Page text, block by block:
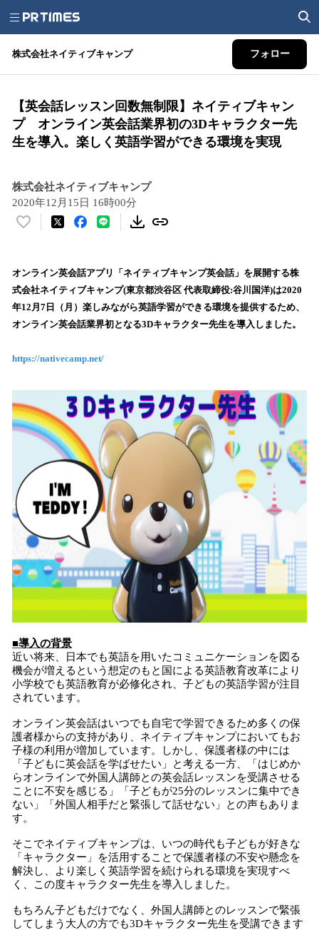
株式会社ネイティブキャンプ フォロー
【英会話レッスン回数無制限】ネイティブキャン
プ オンライン英会話業界初の3Dキャラクター先
生を導入。楽しく英語学習ができる環境を実現
株式会社ネイティブキャンプ
2020年12月15日 16時00分
い
！
数
を
読
み
で
す
オンライン英会話アプリ「ネイティブキャンプ英会話」を展開する株
式会社ネイティブキャンプ(東京都渋谷区 代表取締役:谷川国洋)は2020
年12月7日（月）楽しみながら英語学習ができる環境を提供するため、
オンライン英会話業界初となる3Dキャラクター先生を導入しました。
https://nativecamp.net/
■導入の背景
近い将来、日本でも英語を用いたコミュニケーションを図る
機会が増えるという想定のもと国による英語教育改革により
小学校でも英語教育が必修化され、子どもの英語学習が注目
されています。
オンライン英会話はいつでも自宅で学習できるため多くの保
護者様からの支持があり、ネイティブキャンプにおいてもお
子様の利用が増加しています。しかし、保護者様の中には
「子どもに英会話を学ばせたい」と考える一方、「はじめか
らオンラインで外国人講師との英会話レッスンを受講させる
ことに不安を感じる」「子どもが25分のレッスンに集中でき
ない」「外国人相手だと緊張して話せない」との声もありま
す。
そこでネイティブキャンプは、いつの時代も子どもが好きな
「キャラクター」を活用することで保護者様の不安や懸念を
解決し、より楽しく英語学習を続けられる環境を実現すべ
く、この度キャラクター先生を導入しました。
もちろん子どもだけでなく、外国人講師とのレッスンで緊張
してしまう大人の方でも3Dキャラクター先生を受講できます